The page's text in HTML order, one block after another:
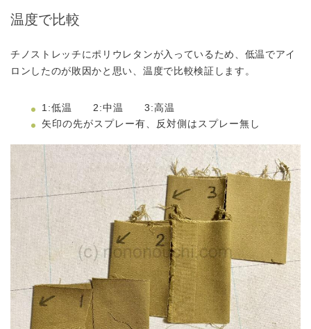
温度で比較
チノストレッチにポリウレタンが入っているため、低温でアイ
ロンしたのが敗因かと思い、温度で比較検証します。
1:低温 2:中温 3:高温
矢印の先がスプレー有、反対側はスプレー無し